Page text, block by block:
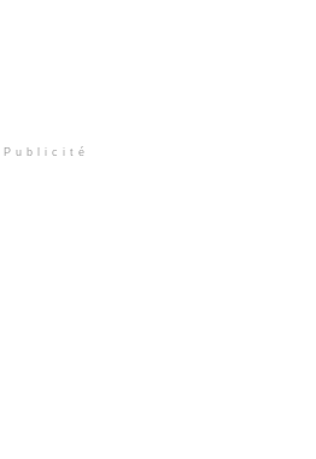
Publicité